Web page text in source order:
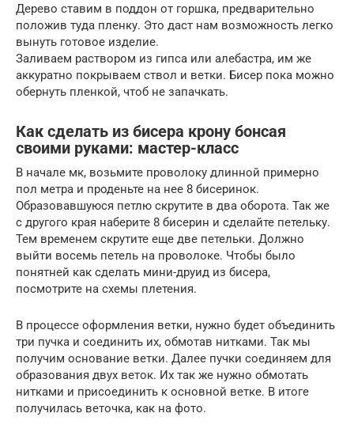
Дерево ставим в поддон от горшка, предварительно
положив туда пленку. Это даст нам возможность легко
вынуть готовое изделие.
Заливаем раствором из гипса или алебастра, им же
аккуратно покрываем ствол и ветки. Бисер пока можно
обернуть пленкой, чтоб не запачкать.
Как сделать из бисера крону бонсая
своими руками: мастер-класс
В начале мк, возьмите проволоку длинной примерно
пол метра и проденьте на нее 8 бисеринок.
Образовавшуюся петлю скрутите в два оборота. Так же
с другого края наберите 8 бисерин и сделайте петельку.
Тем временем скрутите еще две петельки. Должно
выйти восемь петель на проволоке. Чтобы было
понятней как сделать мини-друид из бисера,
посмотрите на схемы плетения.
В процессе оформления ветки, нужно будет объединить
три пучка и соединить их, обмотав нитками. Так мы
получим основание ветки. Далее пучки соединяем для
образования двух веток. Их так же нужно обмотать
нитками и присоединить к основной ветке. В итоге
получилась веточка, как на фото.